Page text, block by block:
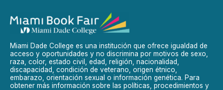
Miami Dade College es una institución que ofrece igualdad de
acceso y oportunidades y no discrimina por motivos de sexo,
raza, color, estado civil, edad, religión, nacionalidad,
discapacidad, condición de veterano, origen étnico,
embarazo, orientación sexual o información genética. Para
obtener más información sobre las políticas, procedimientos y